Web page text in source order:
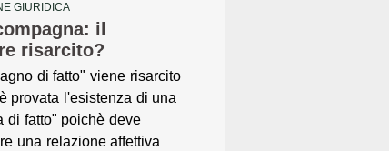
GIURIDICA
il
risarcito?
di fatto" viene risarcito
provata l'esistenza di una
di fatto" poichè deve
una relazione affettiva